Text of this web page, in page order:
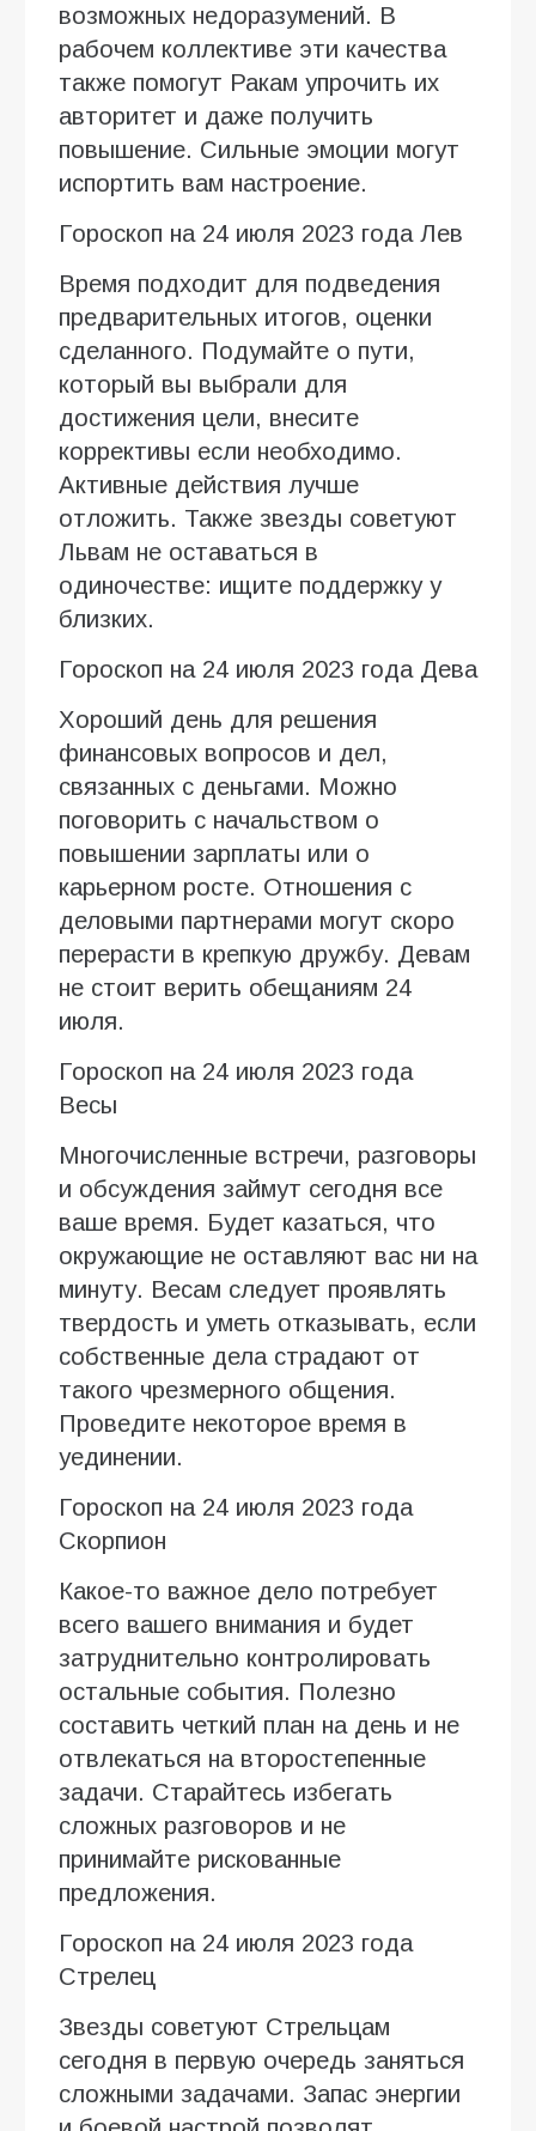
возможных недоразумений. В
рабочем коллективе эти качества
также помогут Ракам упрочить их
авторитет и даже получить
повышение. Сильные эмоции могут
испортить вам настроение.
Гороскоп на 24 июля 2023 года Лев
Время подходит для подведения
предварительных итогов, оценки
сделанного. Подумайте о пути,
который вы выбрали для
достижения цели, внесите
коррективы если необходимо.
Активные действия лучше
отложить. Также звезды советуют
Львам не оставаться в
одиночестве: ищите поддержку у
близких.
Гороскоп на 24 июля 2023 года Дева
Хороший день для решения
финансовых вопросов и дел,
связанных с деньгами. Можно
поговорить с начальством о
повышении зарплаты или о
карьерном росте. Отношения с
деловыми партнерами могут скоро
перерасти в крепкую дружбу. Девам
не стоит верить обещаниям 24
июля.
Гороскоп на 24 июля 2023 года
Весы
Многочисленные встречи, разговоры
и обсуждения займут сегодня все
ваше время. Будет казаться, что
окружающие не оставляют вас ни на
минуту. Весам следует проявлять
твердость и уметь отказывать, если
собственные дела страдают от
такого чрезмерного общения.
Проведите некоторое время в
уединении.
Гороскоп на 24 июля 2023 года
Скорпион
Какое-то важное дело потребует
всего вашего внимания и будет
затруднительно контролировать
остальные события. Полезно
составить четкий план на день и не
отвлекаться на второстепенные
задачи. Старайтесь избегать
сложных разговоров и не
принимайте рискованные
предложения.
Гороскоп на 24 июля 2023 года
Стрелец
Звезды советуют Стрельцам
сегодня в первую очередь заняться
сложными задачами. Запас энергии